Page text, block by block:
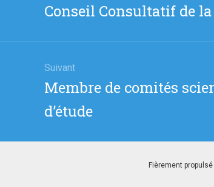
l’article
Article
Conseil Consultatif de
Suivant
Article
:
Membre de comités
d’étude
Fièrement